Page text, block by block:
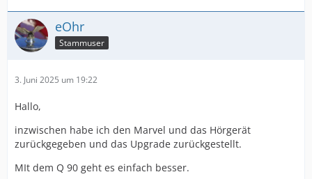
eOhr
Stammuser
3. Juni 2025 um 19:22
Hallo,
inzwischen habe ich den Marvel und das Hörgerät
zurückgegeben und das Upgrade zurückgestellt.
MIt dem Q 90 geht es einfach besser.